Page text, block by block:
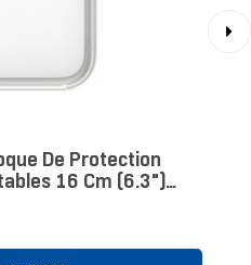
De Protection
16 Cm (6.3")